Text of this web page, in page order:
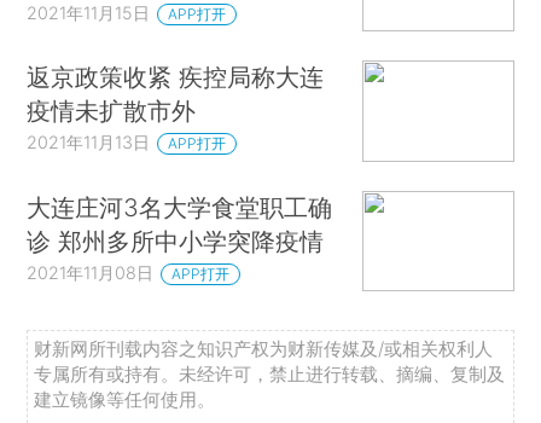
2021年11月15日 APP打开
返京政策收紧 疾控局称大连
疫情未扩散市外
2021年11月13日 APP打开
大连庄河3名大学食堂职工确
诊 郑州多所中小学突降疫情
2021年11月08日 APP打开
财新网所刊载内容之知识产权为财新传媒及/或相关权利人
专属所有或持有。未经许可，禁止进行转载、摘编、复制及
建立镜像等任何使用。